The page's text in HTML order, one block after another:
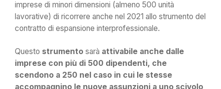
imprese di minori dimensioni (almeno 500 unità
lavorative) di ricorrere anche nel 2021 allo strumento del
contratto di espansione interprofessionale.
Questo strumento sarà attivabile anche dalle
imprese con più di 500 dipendenti, che
scendono a 250 nel caso in cui le stesse
accompagnino le nuove assunzioni a uno scivolo